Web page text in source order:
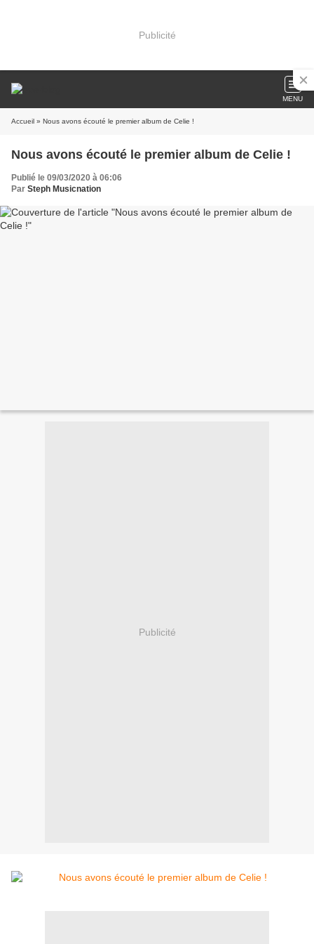
Publicité
MENU
Accueil » Nous avons écouté le premier album de Celie !
Nous avons écouté le premier album de Celie !
Publié le 09/03/2020 à 06:06
Par Steph Musicnation
Publicité